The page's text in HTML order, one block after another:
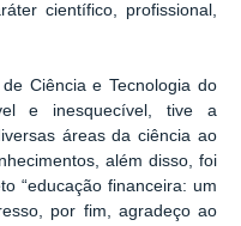
científico, profissional,
Ciência e Tecnologia do
e inesquecível, tive a
áreas da ciência ao
além disso, foi
“educação financeira: um
por fim, agradeço ao